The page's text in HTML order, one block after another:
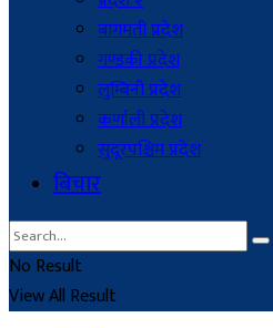
बागमती प्रदेश
गण्डकी प्रदेश
लुम्बिनी प्रदेश
कर्णाली प्रदेश
सुदूरपश्चिम प्रदेश
बिचार
No Result
View All Result